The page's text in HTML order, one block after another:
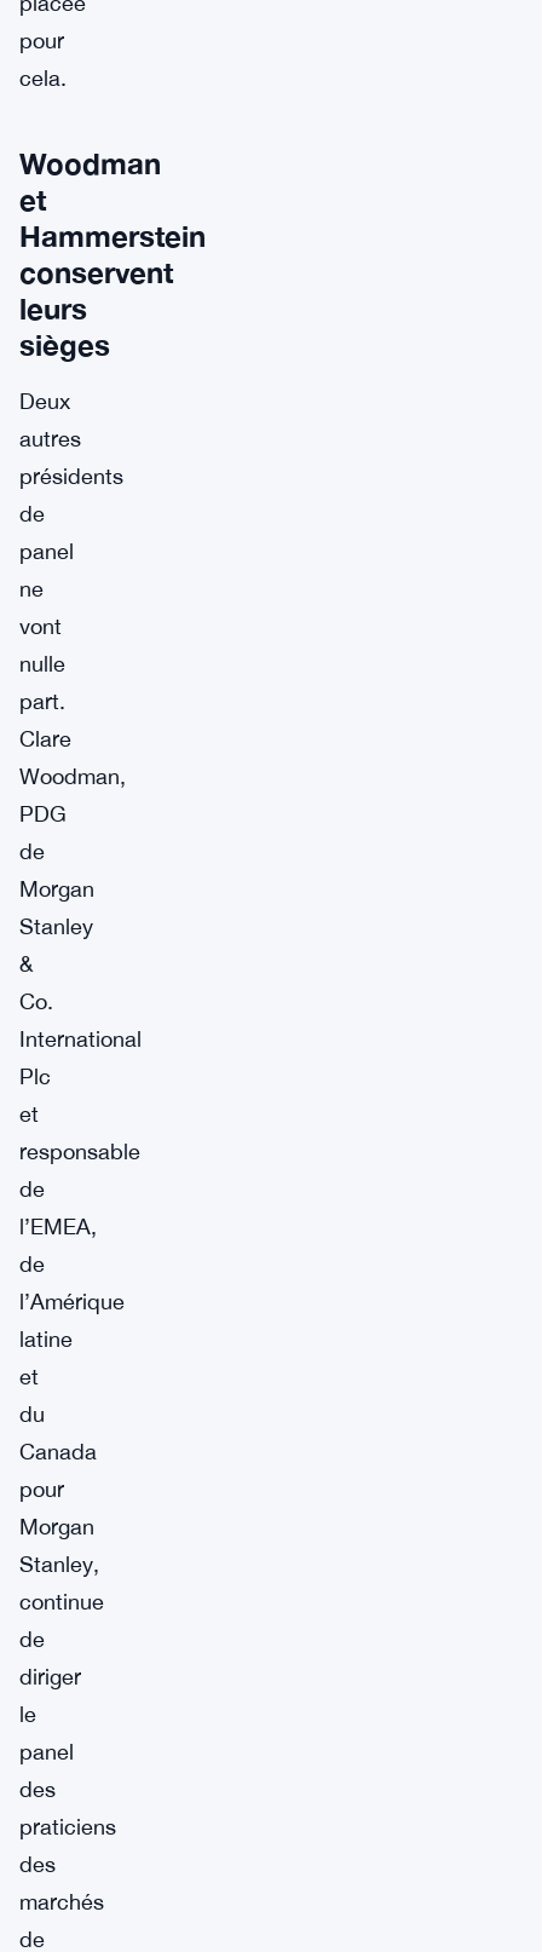
pour
cela.
Woodman
et
Hammerstein
conservent
leurs
sièges
Deux
autres
présidents
de
panel
ne
vont
nulle
part.
Clare
Woodman,
PDG
de
Morgan
Stanley
&
Co.
International
Plc
et
responsable
de
l’EMEA,
de
l’Amérique
latine
et
du
Canada
pour
Morgan
Stanley,
continue
de
diriger
le
panel
des
praticiens
des
marchés
de